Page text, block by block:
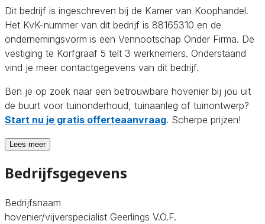
Dit bedrijf is ingeschreven bij de Kamer van Koophandel.
Het KvK-nummer van dit bedrijf is 88165310 en de
ondernemingsvorm is een Vennootschap Onder Firma. De
vestiging te Korfgraaf 5 telt 3 werknemers. Onderstaand
vind je meer contactgegevens van dit bedrijf.
Ben je op zoek naar een betrouwbare hovenier bij jou uit
de buurt voor tuinonderhoud, tuinaanleg of tuinontwerp?
Start nu je gratis offerteaanvraag. Scherpe prijzen!
Lees meer
Bedrijfsgegevens
Bedrijfsnaam
hovenier/vijverspecialist Geerlings V.O.F.